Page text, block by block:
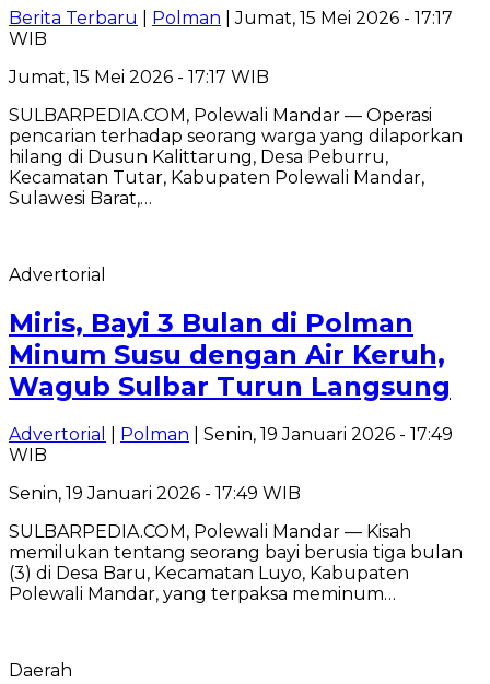
Berita Terbaru Polman | Jumat, 15 Mei 2026 - 17:17
WIB
Jumat, 15 Mei 2026 - 17:17 WIB
SULBARPEDIA.COM, Polewali Mandar — Operasi
pencarian terhadap seorang warga yang dilaporkan
hilang di Dusun Kalittarung, Desa Peburru,
Kecamatan Tutar, Kabupaten Polewali Mandar,
Sulawesi Barat,…
Advertorial
Miris, Bayi 3 Bulan di Polman
Minum Susu dengan Air Keruh,
Wagub Sulbar Turun Langsung
Advertorial Polman | Senin, 19 Januari 2026 - 17:49
WIB
Senin, 19 Januari 2026 - 17:49 WIB
SULBARPEDIA.COM, Polewali Mandar — Kisah
memilukan tentang seorang bayi berusia tiga bulan
(3) di Desa Baru, Kecamatan Luyo, Kabupaten
Polewali Mandar, yang terpaksa meminum…
Daerah